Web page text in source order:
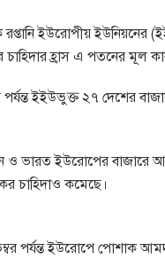
ইউরোপীয় ইউনিয়নের
চাহিদার হ্রাস এ পতনের মূল
পর্যন্ত ইইউভুক্ত ২৭ দেশের
চীন ও ভারত ইউরোপের
চাহিদাও কমেছে।
পর্যন্ত ইউরোপে পোশাক